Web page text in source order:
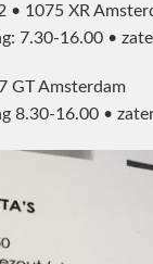
• 1075 XR
7.30-16.00 •
GT Amsterdam
8.30-16.00 •